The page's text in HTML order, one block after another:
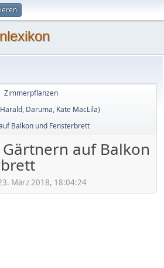
Zimmerpflanzen
Harald, Daruma, Kate MacLila)
Balkon und Fensterbrett
auf Balkon
März 2018, 18:04:24